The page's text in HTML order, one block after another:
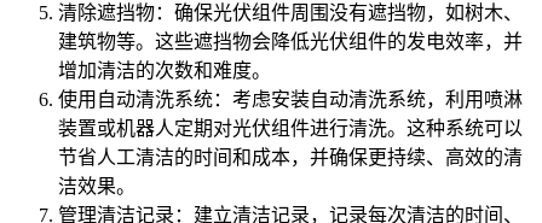
清除遮挡物：确保光伏组件周围没有遮挡物，如树木、
建筑物等。这些遮挡物会降低光伏组件的发电效率，并
增加清洁的次数和难度。
使用自动清洗系统：考虑安装自动清洗系统，利用喷淋
装置或机器人定期对光伏组件进行清洗。这种系统可以
节省人工清洁的时间和成本，并确保更持续、高效的清
洁效果。
管理清洁记录：建立清洁记录，记录每次清洁的时间、